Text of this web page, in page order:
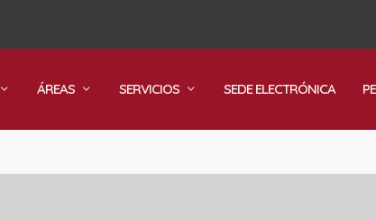
ÁREAS SERVICIOS SEDE ELECTRÓNICA